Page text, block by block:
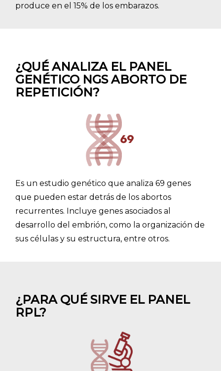
produce en el 15% de los embarazos.
¿QUÉ ANALIZA EL PANEL
GENÉTICO NGS ABORTO DE
REPETICIÓN?
Es un estudio genético que analiza 69 genes
que pueden estar detrás de los abortos
recurrentes. Incluye genes asociados al
desarrollo del embrión, como la organización de
sus células y su estructura, entre otros.
¿PARA QUÉ SIRVE EL PANEL
RPL?